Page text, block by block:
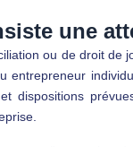
une
ou de droit de
entrepreneur
dispositions